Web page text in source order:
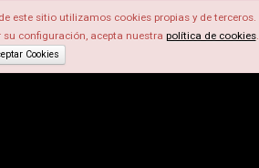
este sitio utilizamos cookies propias y de terceros.
configuración, acepta nuestra política de cookies.
Cookies